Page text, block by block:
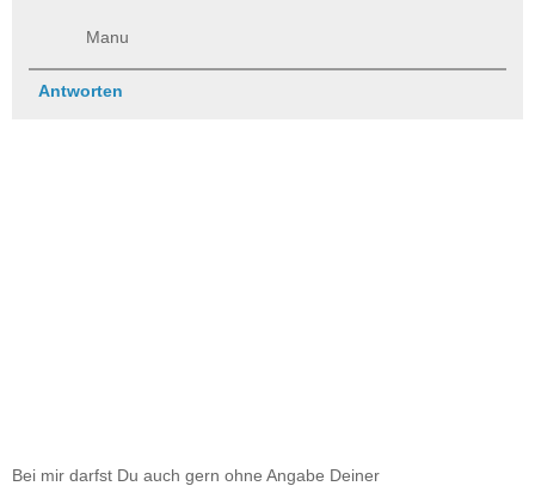
Manu
Antworten
Bei mir darfst Du auch gern ohne Angabe Deiner